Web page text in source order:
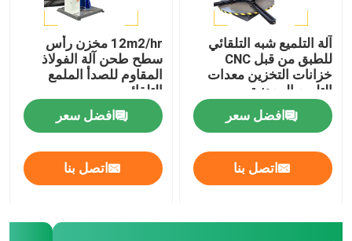
آلة التلميع شبه التلقائي
للطبق من قبل CNC
خزانات التخزين معدات
التلميع المعدنية
افضل سعر
اتصل بنا
12m2/hr مخزن رأس
سطح طحن آلة الفولاذ
المقاوم للصدأ الملمع
التلقائي
افضل سعر
اتصل بنا